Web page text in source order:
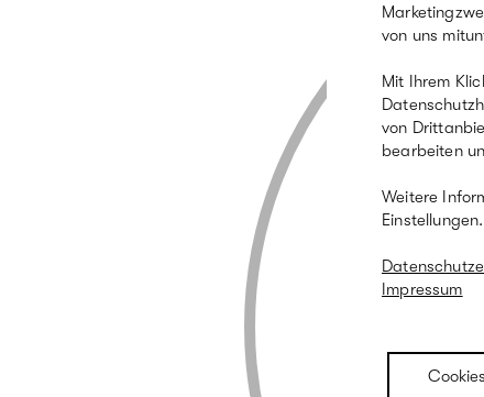
von uns
Mit Ihrem
von
bearbeiten
Weitere
Impressum